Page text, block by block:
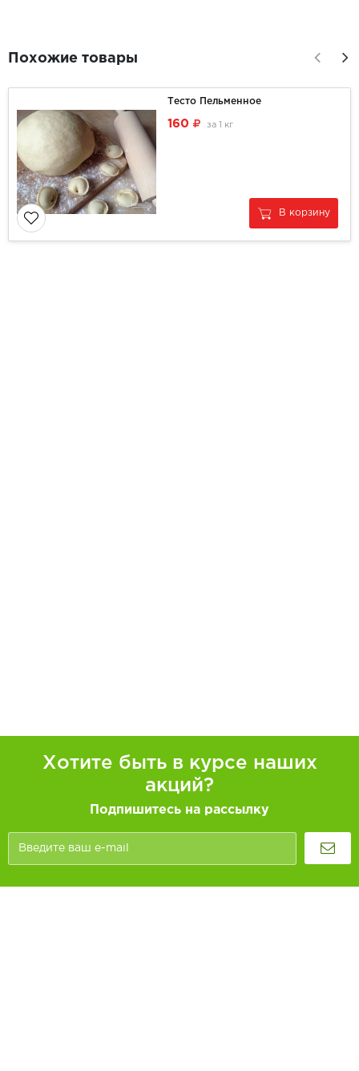
Похожие товары
Тесто Пельменное
160 за 1 кг
В корзину
Хотите быть в курсе наших
акций?
Подпишитесь на рассылку